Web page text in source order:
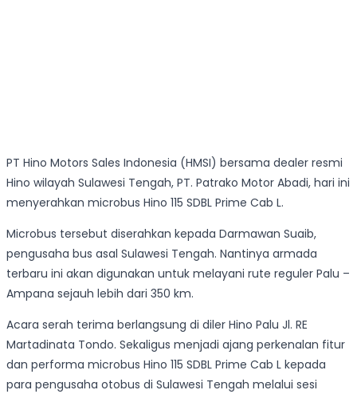
PT Hino Motors Sales Indonesia (HMSI) bersama dealer resmi
Hino wilayah Sulawesi Tengah, PT. Patrako Motor Abadi, hari ini
menyerahkan microbus Hino 115 SDBL Prime Cab L.
Microbus tersebut diserahkan kepada Darmawan Suaib,
pengusaha bus asal Sulawesi Tengah. Nantinya armada
terbaru ini akan digunakan untuk melayani rute reguler Palu –
Ampana sejauh lebih dari 350 km.
Acara serah terima berlangsung di diler Hino Palu Jl. RE
Martadinata Tondo. Sekaligus menjadi ajang perkenalan fitur
dan performa microbus Hino 115 SDBL Prime Cab L kepada
para pengusaha otobus di Sulawesi Tengah melalui sesi